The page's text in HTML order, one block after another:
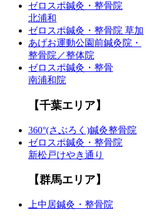
ゼロスポ鍼灸・整骨院
北浦和
ゼロスポ鍼灸・整骨院 草加
あげお運動公園前鍼灸院・
整骨院／整体院
ゼロスポ鍼灸・整骨
南浦和院
【千葉エリア】
360°(さぶろく)鍼灸整骨院
ゼロスポ鍼灸・整骨院
新松戸けやき通り
【群馬エリア】
上中居鍼灸・整骨院